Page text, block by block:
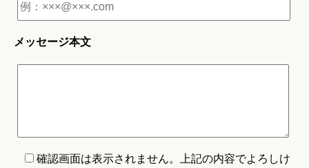
メッセージ本文
確認画面は表示されません。上記の内容でよろしけ